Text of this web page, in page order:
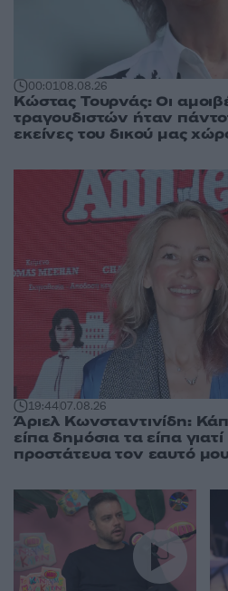
00:0108.08.26
Κώστας Τουρνάς: Οι
τραγουδιστών ήταν
εκείνες του δικού μας
19:4407.08.26
Άριελ Κωνσταντινίδη:
είπα δημόσια τα είπα
προστάτευα τον εαυτό